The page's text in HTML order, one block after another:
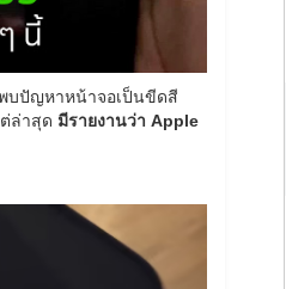
พบปัญหาหน้าจอเป็นขีดสี
ล่าสุด มีรายงานว่า Apple